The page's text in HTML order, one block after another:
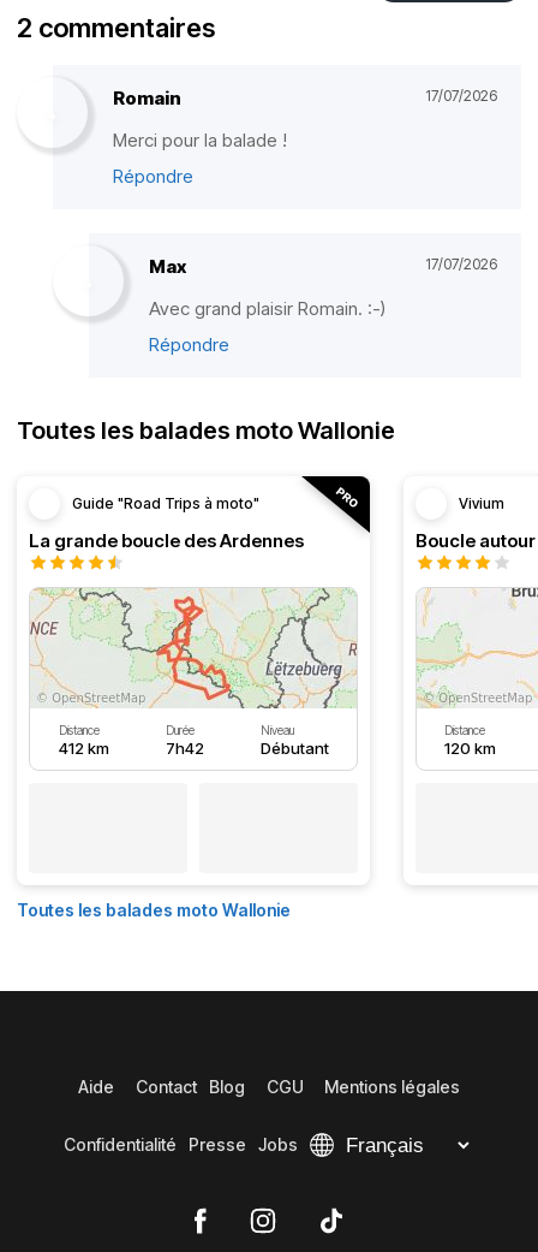
2 commentaires
Romain 17/07/2026
Merci pour la balade !
Répondre
Max 17/07/2026
Avec grand plaisir Romain. :-)
Répondre
Toutes les balades moto Wallonie
Guide "Road Trips à moto"
La grande boucle des Ardennes
Distance
412 km
Durée
7h42
Niveau
Débutant
Vivium
Distance
120 km
Toutes les balades moto Wallonie
Aide Contact Blog CGU Mentions légales
Confidentialité Presse Jobs